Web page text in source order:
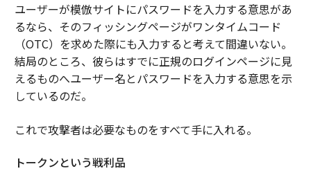
ユーザーが模倣サイトにパスワードを入力する意思があ
るなら、そのフィッシングページがワンタイムコード
（OTC）を求めた際にも入力すると考えて間違いない。
結局のところ、彼らはすでに正規のログインページに見
えるものへユーザー名とパスワードを入力する意思を示
しているのだ。
これで攻撃者は必要なものをすべて手に入れる。
トークンという戦利品